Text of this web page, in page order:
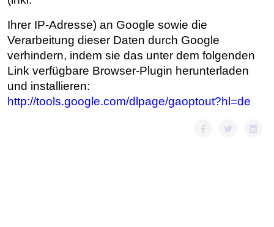
Ihrer IP-Adresse) an Google sowie die
Verarbeitung dieser Daten durch Google
verhindern, indem sie das unter dem folgenden
Link verfügbare Browser-Plugin herunterladen
und installieren:
http://tools.google.com/dlpage/gaoptout?hl=de